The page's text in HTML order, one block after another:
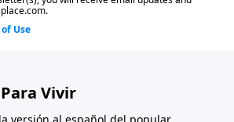
Vivir
versión al español del popular